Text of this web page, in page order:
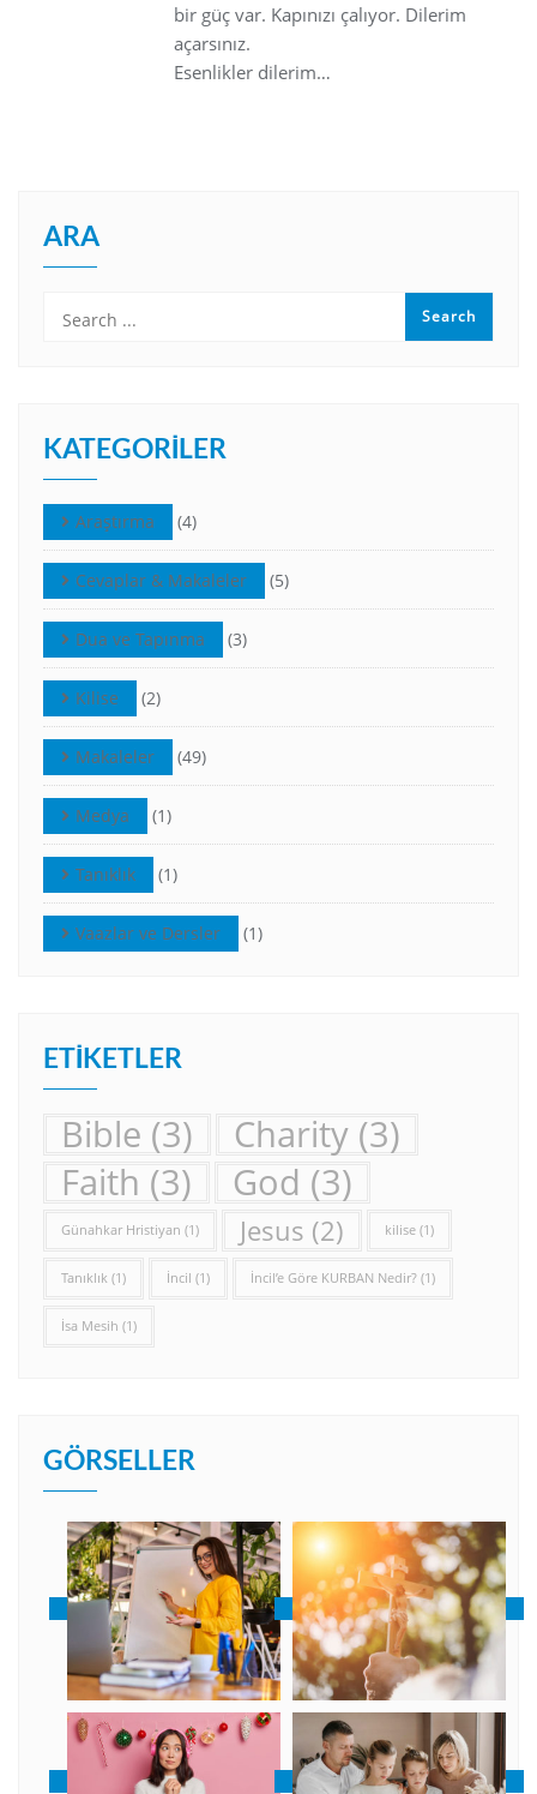
bir güç var. Kapınızı çalıyor. Dilerim
açarsınız.
Esenlikler dilerim…
ARA
KATEGORILER
Araştırma (4)
Cevaplar & Makaleler (5)
Dua ve Tapınma (3)
Kilise (2)
Makaleler (49)
Medya (1)
Tanıklık (1)
Vaazlar ve Dersler (1)
ETIKETLER
Bible (3) Charity (3)
Faith (3) God (3)
Günahkar Hristiyan (1) Jesus (2) kilise (1)
Tanıklık (1) İncil (1) İncil’e Göre KURBAN Nedir? (1)
İsa Mesih (1)
GÖRSELLER